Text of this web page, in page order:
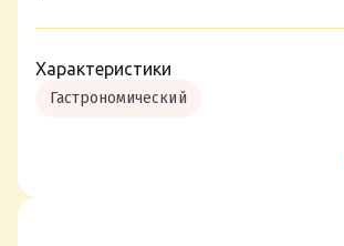
Характеристики
Гастрономический